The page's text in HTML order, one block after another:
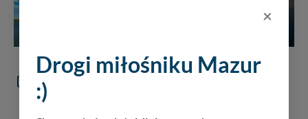
+ 54 zdjęć
KOMENTARZE
×
Drogi miłośniku Mazur
:)